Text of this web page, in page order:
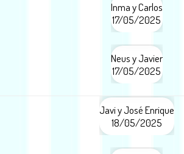
Inma y Carlos
17/05/2025
Neus y Javier
17/05/2025
Javi y José Enrique
18/05/2025